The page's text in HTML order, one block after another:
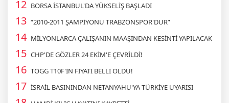
BORSA İSTANBUL'DA YÜKSELİŞ BAŞLADI
“2010-2011 ŞAMPİYONU TRABZONSPOR'DUR”
MİLYONLARCA ÇALIŞANIN MAAŞINDAN KESİNTİ YAPILACAK
CHP'DE GÖZLER 24 EKİM'E ÇEVRİLDİ!
TOGG T10F'İN FİYATI BELLİ OLDU!
İSRAİL BASININDAN NETANYAHU'YA TÜRKİYE UYARISI